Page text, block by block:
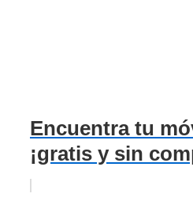
Encuentra tu
¡gratis y sin